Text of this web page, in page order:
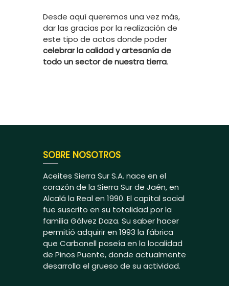
Desde aquí queremos una vez más,
dar las gracias por la realización de
este tipo de actos donde poder
celebrar la calidad y artesanía de
todo un sector de nuestra tierra.
SOBRE NOSOTROS
Aceites Sierra Sur S.A. nace en el
corazón de la Sierra Sur de Jaén, en
Alcalá la Real en 1990. El capital social
fue suscrito en su totalidad por la
familia Gálvez Daza. Su saber hacer
permitió adquirir en 1993 la fábrica
que Carbonell poseía en la localidad
de Pinos Puente, donde actualmente
desarrolla el grueso de su actividad.